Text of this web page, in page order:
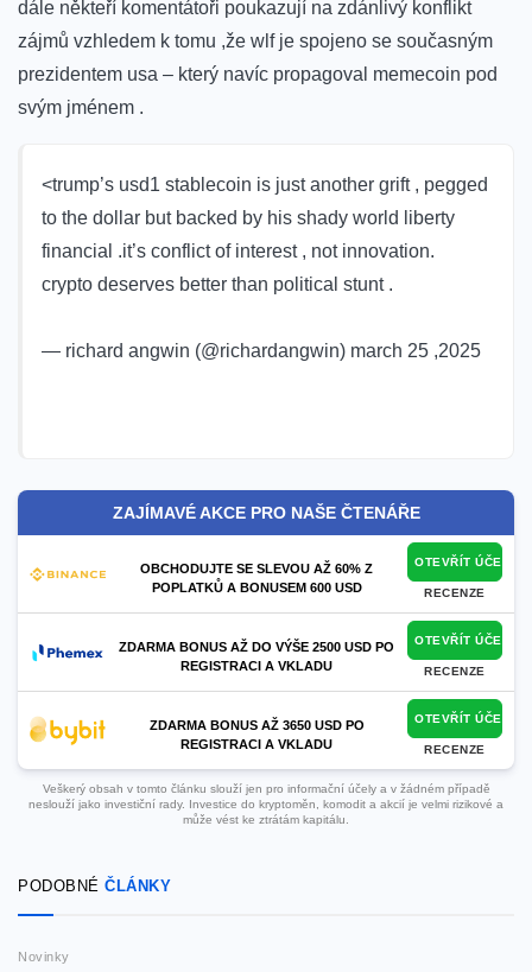
dále někteří komentátoři poukazují na zdánlivý konflikt
zájmů vzhledem k tomu ,že wlf je spojeno se současným
prezidentem usa – který navíc propagoval memecoin pod
svým jménem .
<trump’s ​usd1 stablecoin is just⁣ another grift , pegged
to the dollar but backed by his shady world liberty
financial .it’s conflict of interest , not innovation.⁢
crypto deserves better than political stunt .
— richard angwin (@richardangwin) march 25 ‌,2025
ZAJÍMAVÉ AKCE PRO NAŠE ČTENÁŘE
OBCHODUJTE SE SLEVOU AŽ 60% Z
POPLATKŮ A BONUSEM 600 USD
OTEVŘÍT ÚČET
RECENZE
ZDARMA BONUS AŽ DO VÝŠE 2500 USD PO
REGISTRACI A VKLADU
OTEVŘÍT ÚČET
RECENZE
ZDARMA BONUS AŽ 3650 USD PO
REGISTRACI A VKLADU
OTEVŘÍT ÚČET
RECENZE
Veškerý obsah v tomto článku slouží jen pro informační účely a v žádném případě
neslouží jako investiční rady. Investice do kryptoměn, komodit a akcií je velmi rizikové a
může vést ke ztrátám kapitálu.
PODOBNÉ ČLÁNKY
Novinky